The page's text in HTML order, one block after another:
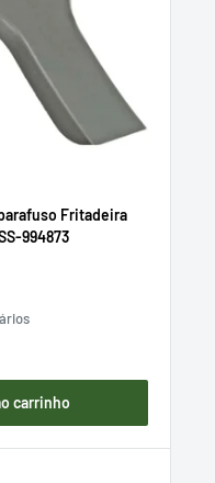
Fritadeira
994873
carrinho